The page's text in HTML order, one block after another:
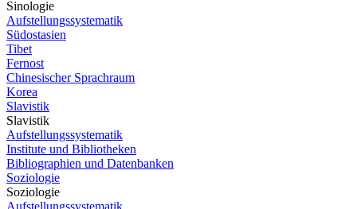
Sinologie
Aufstellungssystematik
Südostasien
Tibet
Fernost
Chinesischer Sprachraum
Korea
Slavistik
Slavistik
Aufstellungssystematik
Institute und Bibliotheken
Bibliographien und Datenbanken
Soziologie
Soziologie
Aufstellungssystematik